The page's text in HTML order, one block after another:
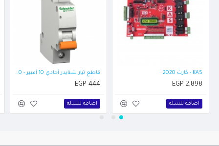
KAS - كارت 2020
EGP 2,898
اضافة للسلة
قاطع تيار شنايدر أحادي 10 أمبير - 230 فولت-12480
EGP 444
اضافة للسلة